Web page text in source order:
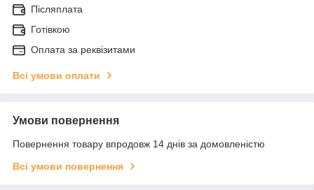
Післяплата
Готівкою
Оплата за реквізитами
Всі умови оплати
Умови повернення
Повернення товару впродовж 14 днів за домовленістю
Всі умови повернення